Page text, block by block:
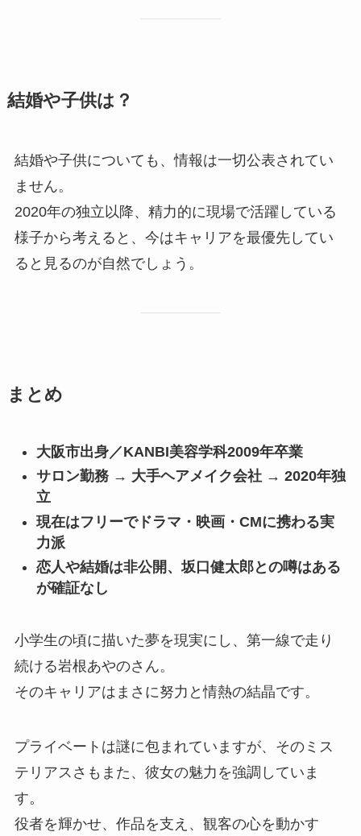
結婚や子供は？
結婚や子供についても、情報は一切公表されてい
ません。
2020年の独立以降、精力的に現場で活躍している
様子から考えると、今はキャリアを最優先してい
ると見るのが自然でしょう。
まとめ
大阪市出身／KANBI美容学科2009年卒業
サロン勤務 → 大手ヘアメイク会社 → 2020年独
立
現在はフリーでドラマ・映画・CMに携わる実
力派
恋人や結婚は非公開、坂口健太郎との噂はある
が確証なし
小学生の頃に描いた夢を現実にし、第一線で走り
続ける岩根あやのさん。
そのキャリアはまさに努力と情熱の結晶です。
プライベートは謎に包まれていますが、そのミス
テリアスさもまた、彼女の魅力を強調していま
す。
役者を輝かせ、作品を支え、観客の心を動かす